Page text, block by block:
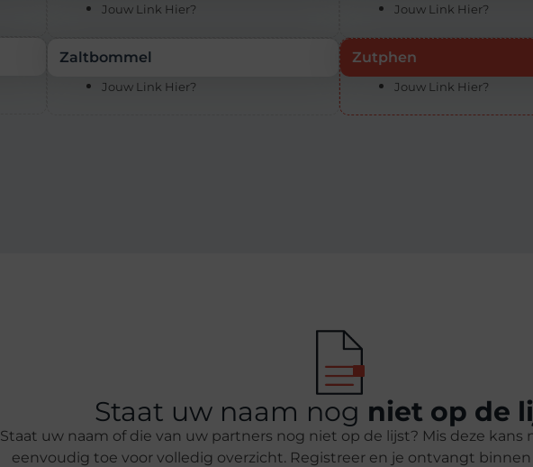
Jouw Link Hier?
Zaltbommel
Jouw Link Hier?
Jouw Link Hier?
Zutphen
Jouw Link Hier?
Staat uw naam nog niet op de
Staat uw naam of die van uw partners nog niet op de lijst? Mis deze kans
eenvoudig toe voor volledig overzicht. Registreer en je ontvangt